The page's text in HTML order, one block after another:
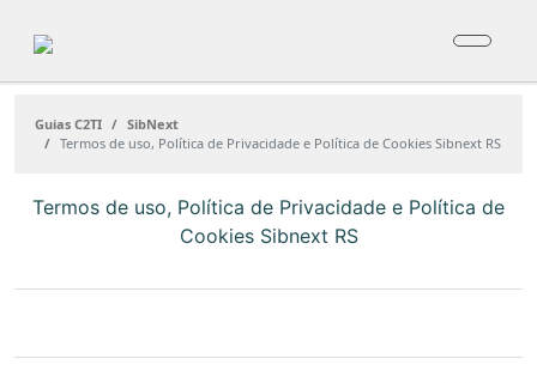
Guias C2TI
SibNext
Termos de uso, Política de Privacidade e Política de Cookies Sibnext RS
Termos de uso, Política de Privacidade e Política de
Cookies Sibnext RS